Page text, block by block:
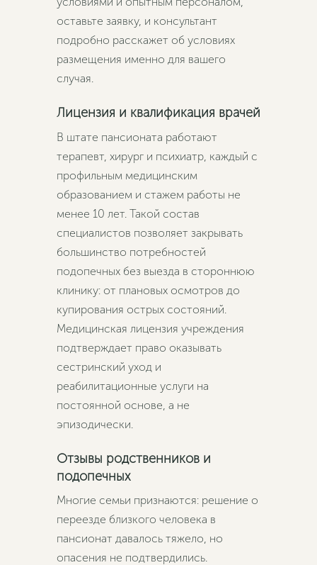
оставьте заявку, и консультант
подробно расскажет об условиях
размещения именно для вашего
случая.
Лицензия и квалификация врачей
В штате пансионата работают
терапевт, хирург и психиатр, каждый с
профильным медицинским
образованием и стажем работы не
менее 10 лет. Такой состав
специалистов позволяет закрывать
большинство потребностей
подопечных без выезда в стороннюю
клинику: от плановых осмотров до
купирования острых состояний.
Медицинская лицензия учреждения
подтверждает право оказывать
сестринский уход и
реабилитационные услуги на
постоянной основе, а не
эпизодически.
Отзывы родственников и
подопечных
Многие семьи признаются: решение о
переезде близкого человека в
пансионат давалось тяжело, но
опасения не подтвердились.